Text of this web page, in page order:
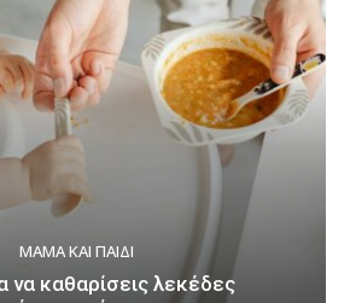
ΜΑΜΆ ΚΑΙ ΠΑΙΔΊ
να καθαρίσεις λεκέδες